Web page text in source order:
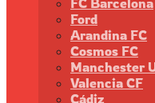
Ford
Arandina FC
Cosmos FC
Manchester
Valencia CF
Cádiz